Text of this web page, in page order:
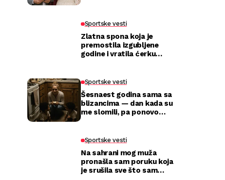
Sportske vesti
Zlatna spona koja je
premostila izgubljene
godine i vratila ćerku
Sportske vesti
Šesnaest godina sama sa
blizancima — dan kada su
me slomili, pa ponovo
Sportske vesti
Na sahrani mog muža
pronašla sam poruku koja
je srušila sve što sam